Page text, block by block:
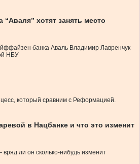
“Аваля” хотят занять место
банка Аваль Владимир Лавренчук
НБУ
который сравним с Реформацией.
в Нацбанке и что это изменит
ли он сколько-нибудь изменит